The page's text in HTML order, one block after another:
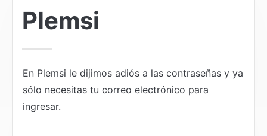
Plemsi
En Plemsi le dijimos adiós a las contraseñas y ya
sólo necesitas tu correo electrónico para
ingresar.